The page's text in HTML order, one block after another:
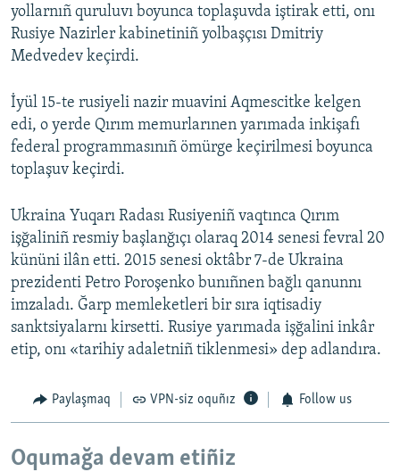
yollarnıñ quruluvı boyunca toplaşuvda iştirak etti, onı
Rusiye Nazirler kabinetiniñ yolbaşçısı Dmitriy
Medvedev keçirdi.
İyül 15-te rusiyeli nazir muavini Aqmescitke kelgen
edi, o yerde Qırım memurlarınen yarımada inkişafı
federal programmasınıñ ömürge keçirilmesi boyunca
toplaşuv keçirdi.
Ukraina Yuqarı Radası Rusiyeniñ vaqtınca Qırım
işğaliniñ resmiy başlanğıçı olaraq 2014 senesi fevral 20
kününi ilân etti. 2015 senesi oktâbr 7-de Ukraina
prezidenti Petro Poroşenko bunıñnen bağlı qanunnı
imzaladı. Ğarp memleketleri bir sıra iqtisadiy
sanktsiyalarnı kirsetti. Rusiye yarımada işğalini inkâr
etip, onı «tarihiy adaletniñ tiklenmesi» dep adlandıra.
Paylaşmaq VPN-siz oquñız Follow us
Oqumağa devam etiñiz